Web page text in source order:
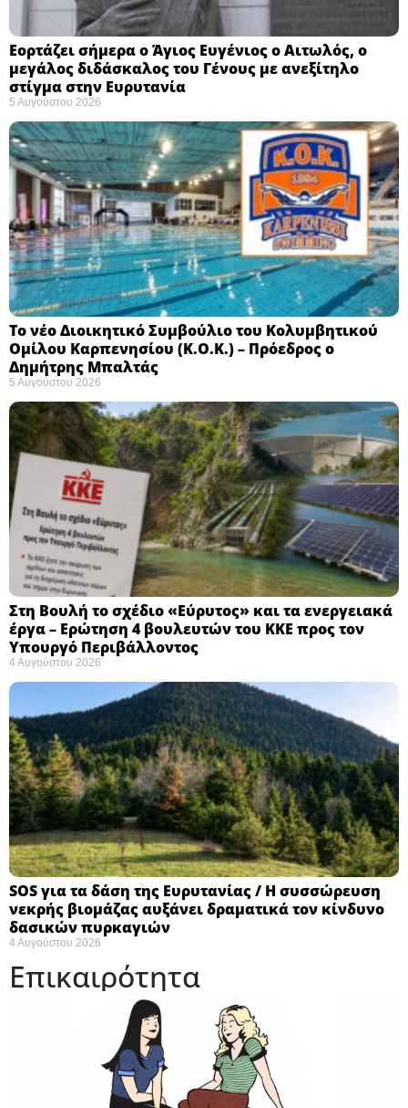
Εορτάζει σήμερα ο Άγιος Ευγένιος ο Αιτωλός, ο
μεγάλος διδάσκαλος του Γένους με ανεξίτηλο
στίγμα στην Ευρυτανία
5 Αυγούστου 2026
Το νέο Διοικητικό Συμβούλιο του Κολυμβητικού
Ομίλου Καρπενησίου (Κ.Ο.Κ.) – Πρόεδρος ο
Δημήτρης Μπαλτάς
5 Αυγούστου 2026
Στη Βουλή το σχέδιο «Εύρυτος» και τα ενεργειακά
έργα – Ερώτηση 4 βουλευτών του ΚΚΕ προς τον
Υπουργό Περιβάλλοντος
4 Αυγούστου 2026
SOS για τα δάση της Ευρυτανίας / Η συσσώρευση
νεκρής βιομάζας αυξάνει δραματικά τον κίνδυνο
δασικών πυρκαγιών
4 Αυγούστου 2026
Επικαιρότητα